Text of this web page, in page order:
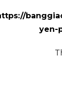
yen-